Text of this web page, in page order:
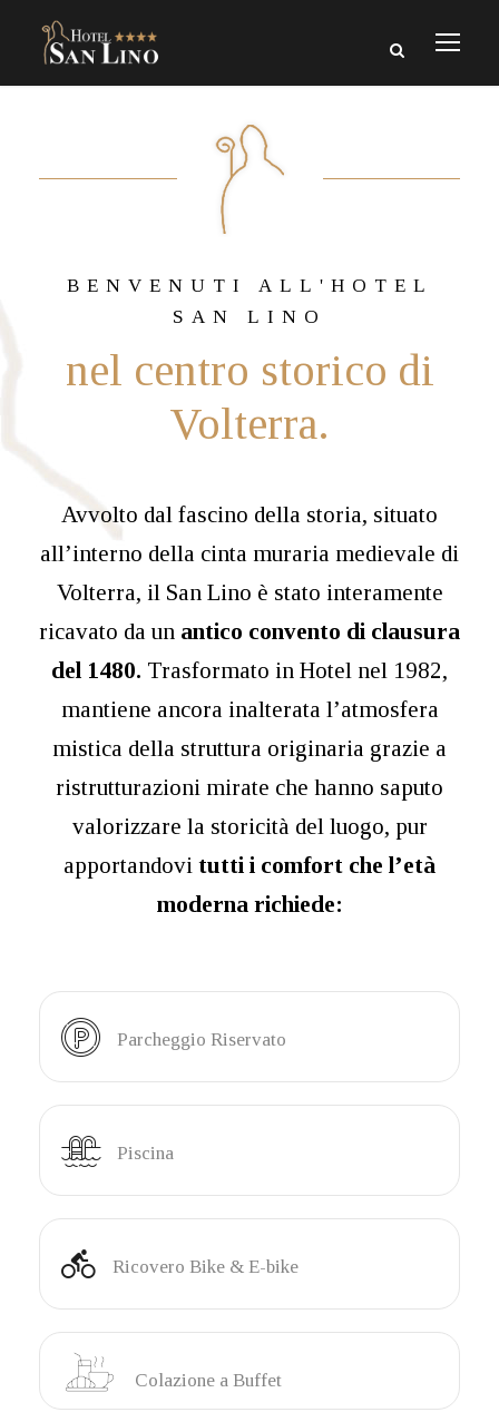
BENVENUTI ALL'HOTEL
SAN LINO
nel centro storico di
Volterra.
Avvolto dal fascino della storia, situato
all’interno della cinta muraria medievale di
Volterra, il San Lino è stato interamente
ricavato da un antico convento di clausura
del 1480. Trasformato in Hotel nel 1982,
mantiene ancora inalterata l’atmosfera
mistica della struttura originaria grazie a
ristrutturazioni mirate che hanno saputo
valorizzare la storicità del luogo, pur
apportandovi tutti i comfort che l’età
moderna richiede:
Parcheggio Riservato
Piscina
Ricovero Bike & E-bike
Colazione a Buffet